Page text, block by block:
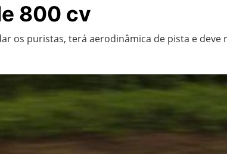
800 cv
os puristas, terá aerodinâmica de pista e deve